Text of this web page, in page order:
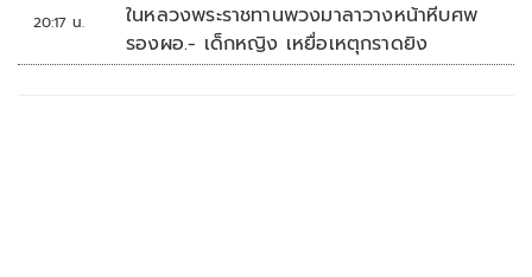
20:17 น.
ในหลวงพระราชทานพวงมาลาวางหน้าหีบศพ
รองผอ.- เด็กหญิง เหยื่อเหตุกราดยิง